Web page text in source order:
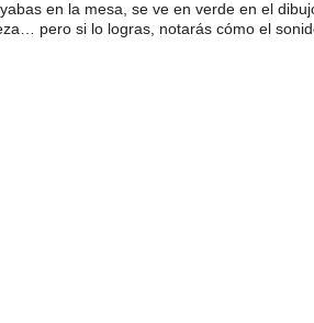
en la mesa, se ve en verde en el
pero si lo logras, notarás cómo el